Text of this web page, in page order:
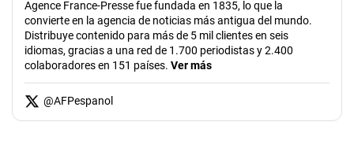
Agence France-Presse fue fundada en 1835, lo que la
convierte en la agencia de noticias más antigua del mundo.
Distribuye contenido para más de 5 mil clientes en seis
idiomas, gracias a una red de 1.700 periodistas y 2.400
colaboradores en 151 países. Ver más
@AFPespanol